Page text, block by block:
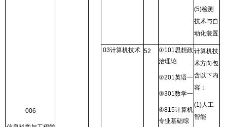
006
(5)检测
技术与自
动化装置
03计算机技术 52 ①101思想政
治理论
②201英语一
③301数学一
④815计算机
专业基础综
计算机技
术方向包
含以下内
容：
(1)人工
智能